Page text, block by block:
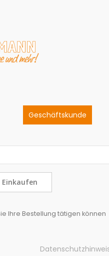
mit einer angenehm,
Geschäftskunde
Einkaufen
Ihre Bestellung tätigen können